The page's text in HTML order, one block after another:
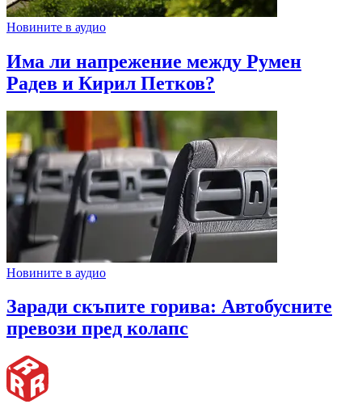
Новините в аудио
Има ли напрежение между Румен
Радев и Кирил Петков?
Новините в аудио
Заради скъпите горива: Автобусните
превози пред колапс